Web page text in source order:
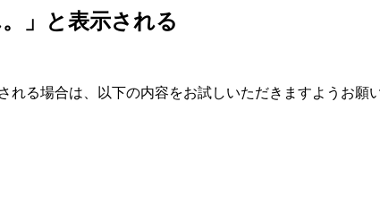
」と表示される
る場合は、以下の内容をお試しいただきますようお願